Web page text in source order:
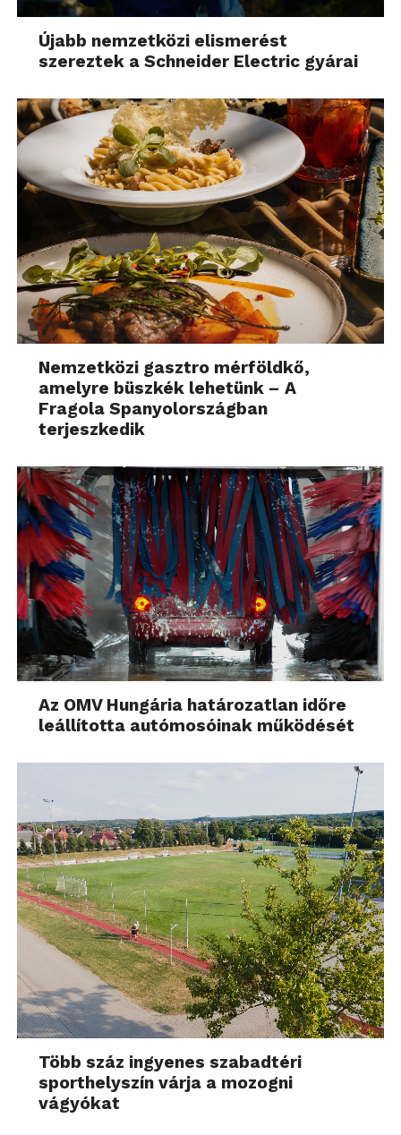
Újabb nemzetközi elismerést
szereztek a Schneider Electric gyárai
Nemzetközi gasztro mérföldkő,
amelyre büszkék lehetünk – A
Fragola Spanyolországban
terjeszkedik
Az OMV Hungária határozatlan időre
leállította autómosóinak működését
Több száz ingyenes szabadtéri
sporthelyszín várja a mozogni
vágyókat